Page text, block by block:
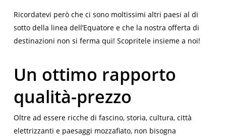
Ricordatevi però che ci sono moltissimi altri paesi al di
sotto della linea dell’Equatore e che la nostra offerta di
destinazioni non si ferma qui! Scopritele insieme a noi!
Un ottimo rapporto
qualità-prezzo
Oltre ad essere ricche di fascino, storia, cultura, città
elettrizzanti e paesaggi mozzafiato, non bisogna